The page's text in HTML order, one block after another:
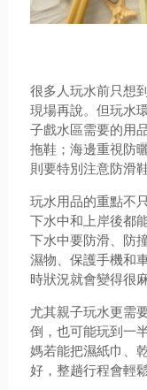
很多人玩水前只想
現場再說。但玩水
子戲水區需要的用
拖鞋；海邊重視防
則要特別注意防滑
玩水用品的重點不
下水中和上岸後都
下水中要防滑、防
濕物、保護手機和
時狀況就會變得很麻
尤其親子玩水更需
倒，也可能玩到一
媽若能把濕紙巾、
好，整趟行程會輕鬆